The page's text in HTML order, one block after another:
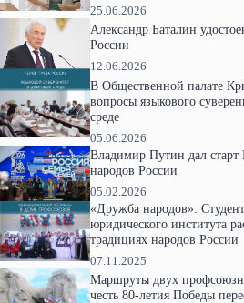
25.06.2026
Александр Баталин
России
12.06.2026
В Общественной палате
вопросы языкового
среде
05.06.2026
Владимир Путин дал старт
народов России
05.02.2026
«Дружба народов»:
юридического института
традициях народов России
07.11.2025
Маршруты двух
честь 80-летия Победы